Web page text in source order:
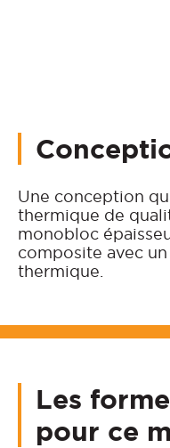
Une conception
thermique de
monobloc
composite avec
thermique.
Les
pour ce